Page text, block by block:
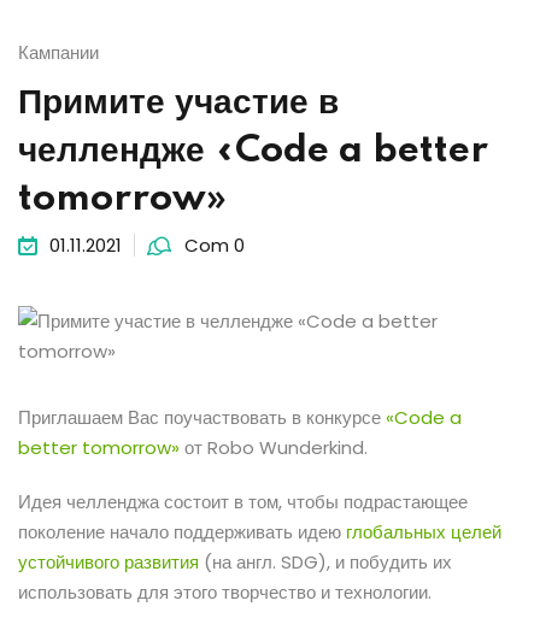
Кампании
Примите участие в
челлендже «Code a better
tomorrow»
01.11.2021 Com 0
Приглашаем Вас поучаствовать в конкурсе«Code a
better tomorrow»от Robo Wunderkind.
Идея челленджа состоит в том, чтобы подрастающее
поколение начало поддерживать идею глобальных целей
устойчивого развития (на англ. SDG), и побудить их
использовать для этого творчество и технологии.